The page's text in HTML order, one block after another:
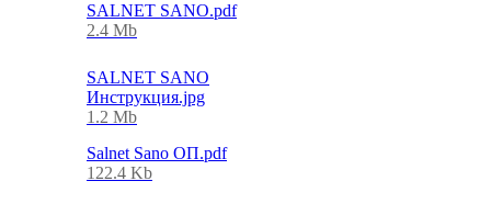
SALNET SANO.pdf
2.4 Mb
SALNET SANO
Инструкция.jpg
1.2 Mb
Salnet Sano ОП.pdf
122.4 Kb